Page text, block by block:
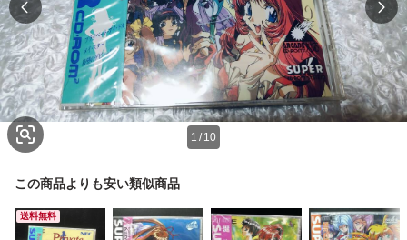
1 / 10
この商品よりも安い類似商品
送料無料